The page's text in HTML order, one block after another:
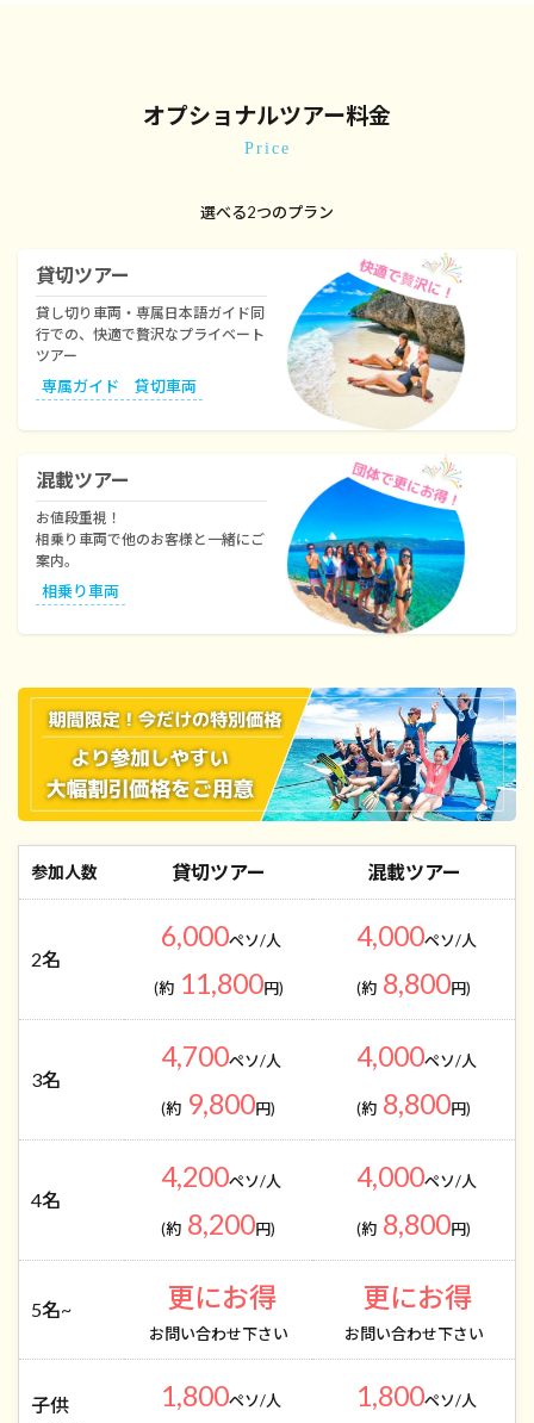
オプショナルツアー料金
Price
選べる2つのプラン
貸切ツアー
貸し切り車両・専属日本語ガイド同
行での、快適で贅沢なプライベート
ツアー
専属ガイド 貸切車両
混載ツアー
お値段重視！
相乗り車両で他のお客様と一緒にご
案内。
相乗り車両
参加人数 貸切ツアー 混載ツアー
2名
6,000ペソ/人
(約 11,800円)
4,000ペソ/人
(約 8,800円)
3名
4,700ペソ/人
(約 9,800円)
4,000ペソ/人
(約 8,800円)
4名
4,200ペソ/人
(約 8,200円)
4,000ペソ/人
(約 8,800円)
5名~ 更にお得
お問い合わせ下さい
更にお得
お問い合わせ下さい
子供 1,800ペソ/人 1,800ペソ/人